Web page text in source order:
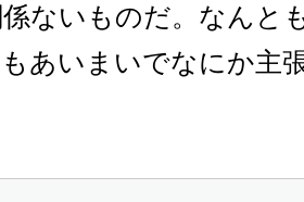
ないものだ。なんと
あいまいでなにか主